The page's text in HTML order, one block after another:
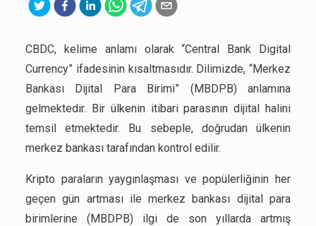
CBDC, kelime anlamı olarak “Central Bank Digital
Currency” ifadesinin kısaltmasıdır. Dilimizde, “Merkez
Bankası Dijital Para Birimi” (MBDPB) anlamına
gelmektedir. Bir ülkenin itibari parasının dijital halini
temsil etmektedir. Bu sebeple, doğrudan ülkenin
merkez bankası tarafından kontrol edilir.
Kripto paraların yaygınlaşması ve popülerliğinin her
geçen gün artması ile merkez bankası dijital para
birimlerine (MBDPB) ilgi de son yıllarda artmış